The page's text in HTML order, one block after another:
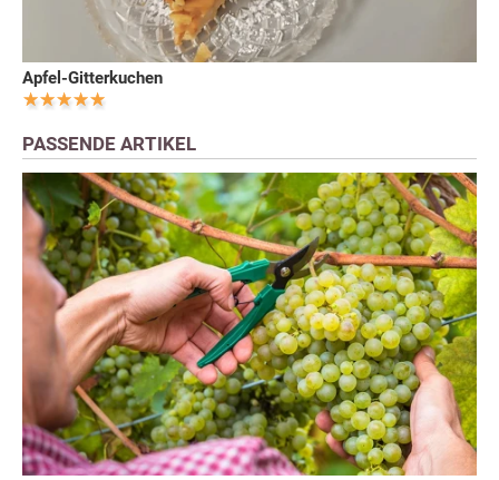
Apfel-Gitterkuchen
PASSENDE ARTIKEL